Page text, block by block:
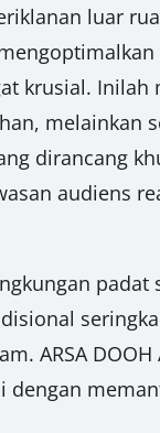
luar
krusial.
melainkan
dirancang
audiens
ARSA
dengan